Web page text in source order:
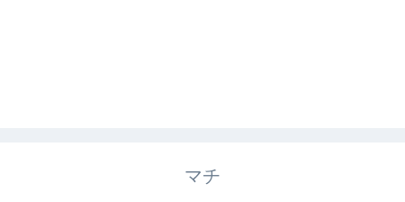
マチ